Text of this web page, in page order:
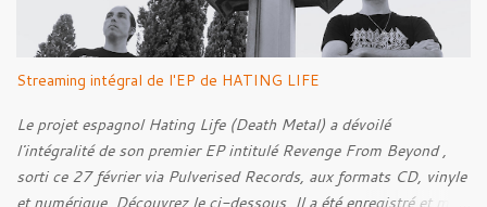
Kohlmannslehner, collaborateur de 1914 , ainsi qu'à l'historien
Ralf Raths, directeur du Musée allemand des blindés de Munster,
afin d'interroger plus largement la place des images de guerre
dans l'esthétique et l'imaginaire du Metal. Le reportage est à
découvrir ci-dessous :
Streaming intégral de l'EP de HATING LIFE
Le projet espagnol Hating Life (Death Metal) a dévoilé
l'intégralité de son premier EP intitulé Revenge From Beyond ,
sorti ce 27 février via Pulverised Records, aux formats CD, vinyle
et numérique. Découvrez le ci-dessous. Il a été enregistré et mixé